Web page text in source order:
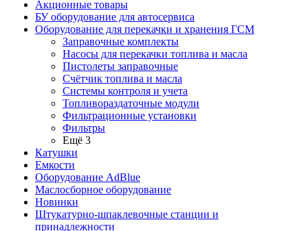
Акционные товары
БУ оборудование для автосервиса
Оборудование для перекачки и хранения ГСМ
Заправочные комплекты
Насосы для перекачки топлива и масла
Пистолеты заправочные
Счётчик топлива и масла
Системы контроля и учета
Топливораздаточные модули
Фильтрационные установки
Фильтры
Ещё 3
Катушки
Емкости
Оборудование AdBlue
Маслосборное оборудование
Новинки
Штукатурно-шпаклевочные станции и
принадлежности